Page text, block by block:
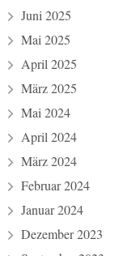
Juni 2025
Mai 2025
April 2025
März 2025
Mai 2024
April 2024
März 2024
Februar 2024
Januar 2024
Dezember 2023